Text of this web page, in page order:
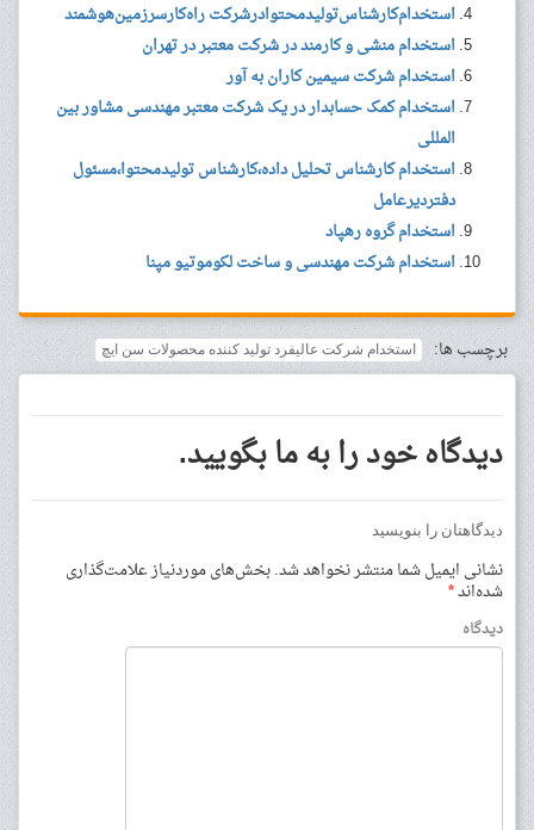
استخدام‌کارشناس‌تولید‌محتوادرشرکت راه‌کارسرزمین‌هوشمند
استخدام منشی و کارمند در شرکت معتبر در تهران
استخدام شرکت سیمین کاران به آور
استخدام کمک حسابدار در یک شرکت معتبر مهندسی مشاور بین
المللی
استخدام کارشناس تحلیل داده،کارشناس تولیدمحتوا،مسئول
دفتردیرعامل
استخدام گروه رهپاد
استخدام شرکت مهندسی و ساخت لکوموتیو مپنا
برچسب ها: استخدام شركت عاليفرد توليد كننده محصولات سن ايچ
دیدگاه خود را به ما بگویید.
دیدگاهتان را بنویسید
نشانی ایمیل شما منتشر نخواهد شد.بخش‌های موردنیاز علامت‌گذاری
شده‌اند*
دیدگاه